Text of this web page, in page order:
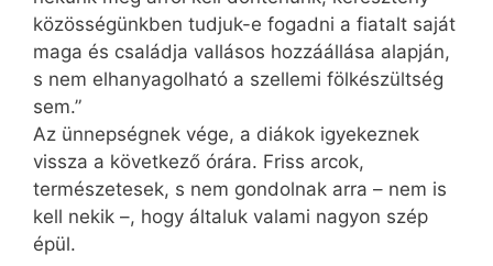
közösségünkben tudjuk-e fogadni a fiatalt saját
maga és családja vallásos hozzáállása alapján,
s nem elhanyagolható a szellemi fölkészültség
sem.”
Az ünnepségnek vége, a diákok igyekeznek
vissza a következő órára. Friss arcok,
természetesek, s nem gondolnak arra – nem is
kell nekik –, hogy általuk valami nagyon szép
épül.